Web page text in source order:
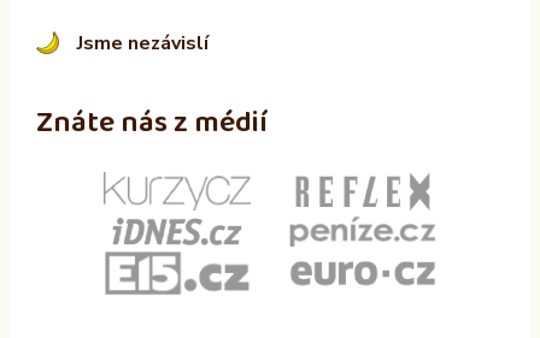
Jsme nezávislí
Znáte nás z médií